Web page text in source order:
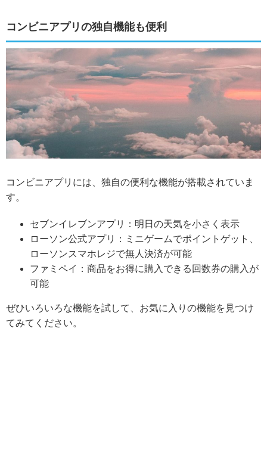
コンビニアプリの独自機能も便利
コンビニアプリには、独自の便利な機能が搭載されていま
す。
セブンイレブンアプリ：明日の天気を小さく表示
ローソン公式アプリ：ミニゲームでポイントゲット、
ローソンスマホレジで無人決済が可能
ファミペイ：商品をお得に購入できる回数券の購入が
可能
ぜひいろいろな機能を試して、お気に入りの機能を見つけ
てみてください。